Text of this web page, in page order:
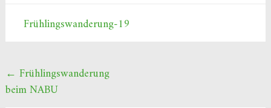
Frühlingswanderung-19
Beitragsnavigation
← Frühlingswanderung
beim NABU